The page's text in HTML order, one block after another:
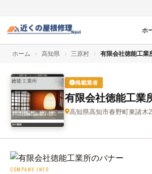
ホ
ホーム › 高知県 › 三原村 › 有限会社徳能工業
掲載業者
有限会社徳能工業
高知県高知市春野町東諸木
COMPANY INFO